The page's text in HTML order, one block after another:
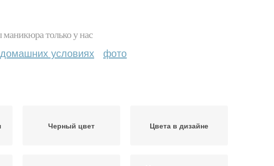
только у нас
условиях фото
Черный цвет Цвета в дизайне